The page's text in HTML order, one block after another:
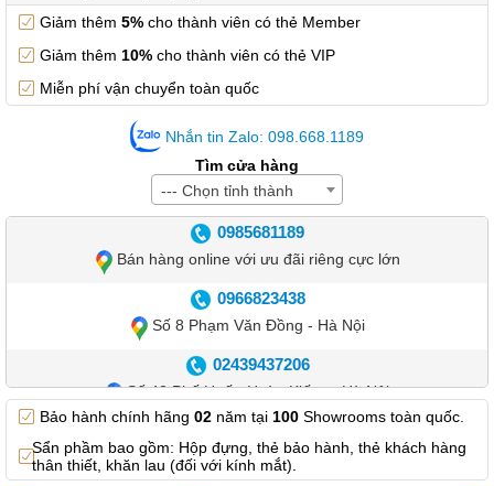
Giảm thêm 5% cho thành viên có thẻ Member
Giảm thêm 10% cho thành viên có thẻ VIP
Miễn phí vận chuyển toàn quốc
Nhắn tin Zalo: 098.668.1189
Tìm cửa hàng
--- Chọn tỉnh thành
0985681189
Bán hàng online với ưu đãi riêng cực lớn
0966823438
Số 8 Phạm Văn Đồng - Hà Nội
02439437206
Số 42 Phố Huế - Hoàn Kiếm – Hà Nội
0982.769.887
Showroom 3: Số 87 Trương Định - Hai Bà Trưng - Hà Nội.
Bảo hành chính hãng 02 năm tại 100 Showrooms toàn quốc.
Sẩn phầm bao gồm: Hộp đựng, thẻ bảo hành, thẻ khách hàng
thân thiết, khăn lau (đối với kính mắt).